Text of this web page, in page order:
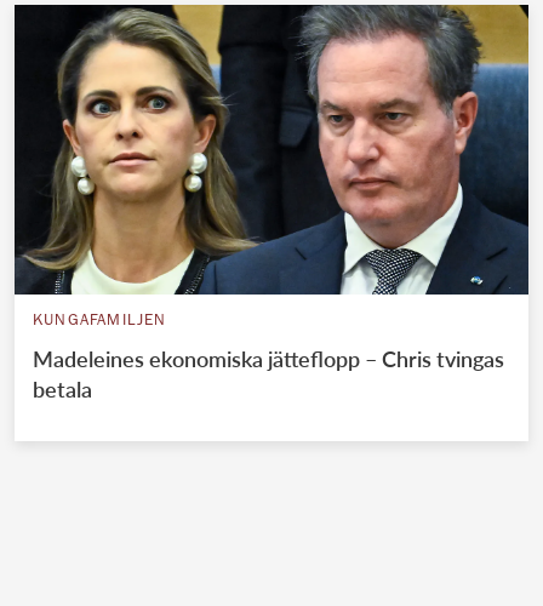
KUNGAFAMILJEN
Madeleines ekonomiska jätteflopp – Chris tvingas
betala